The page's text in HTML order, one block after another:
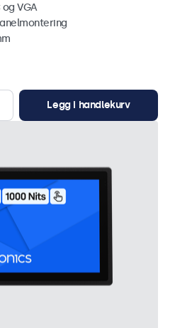
og VGA
Legg i handlekurv